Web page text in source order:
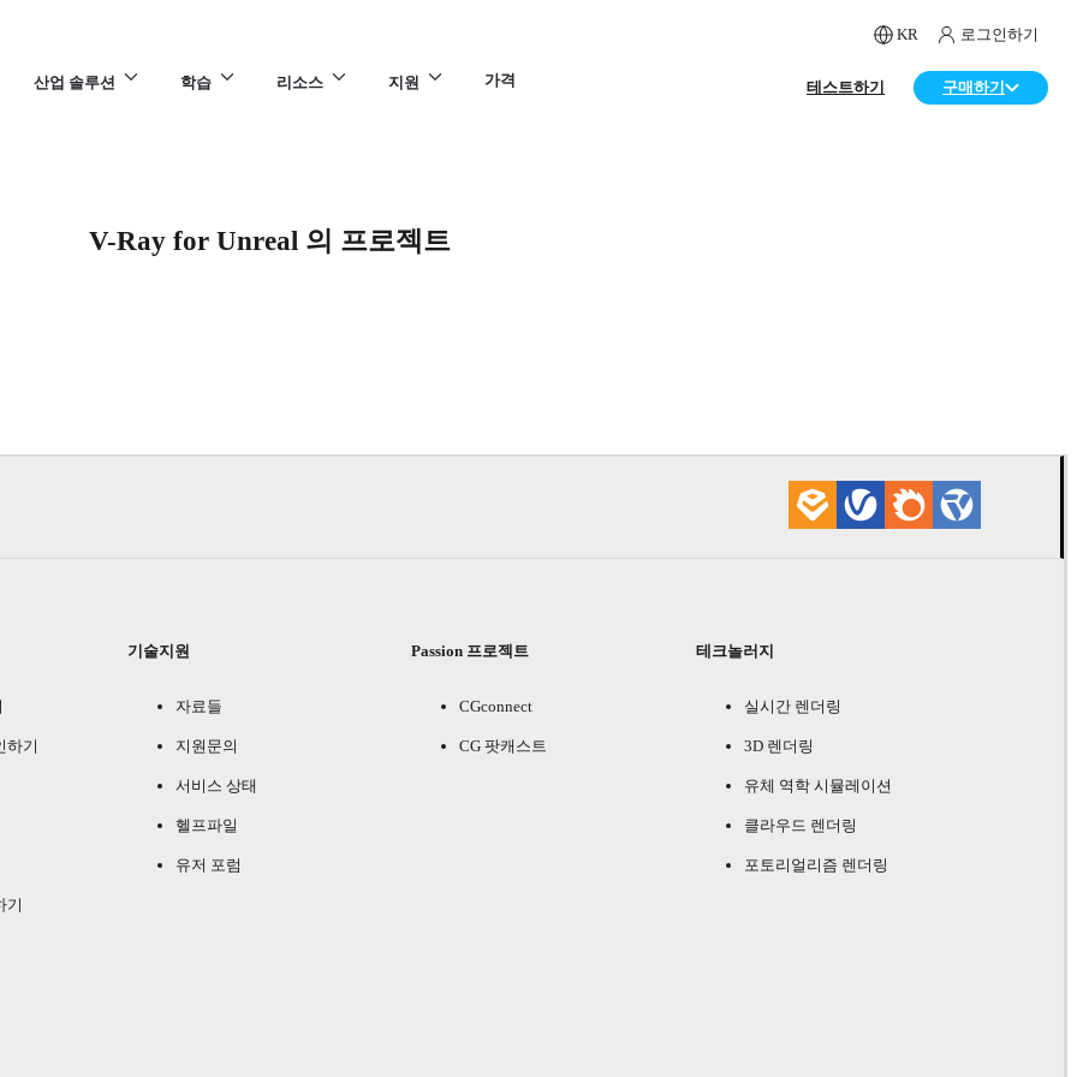
KR 로그인하기
산업 솔루션 학습 리소스 지원 가격 테스트하기 구매하기
V-Ray for Unreal 의 프로젝트
하기
기
기술지원
자료들
지원문의
서비스 상태
헬프파일
유저 포럼
Passion 프로젝트
CGconnect
CG 팟캐스트
테크놀러지
실시간 렌더링
3D 렌더링
유체 역학 시뮬레이션
클라우드 렌더링
포토리얼리즘 렌더링